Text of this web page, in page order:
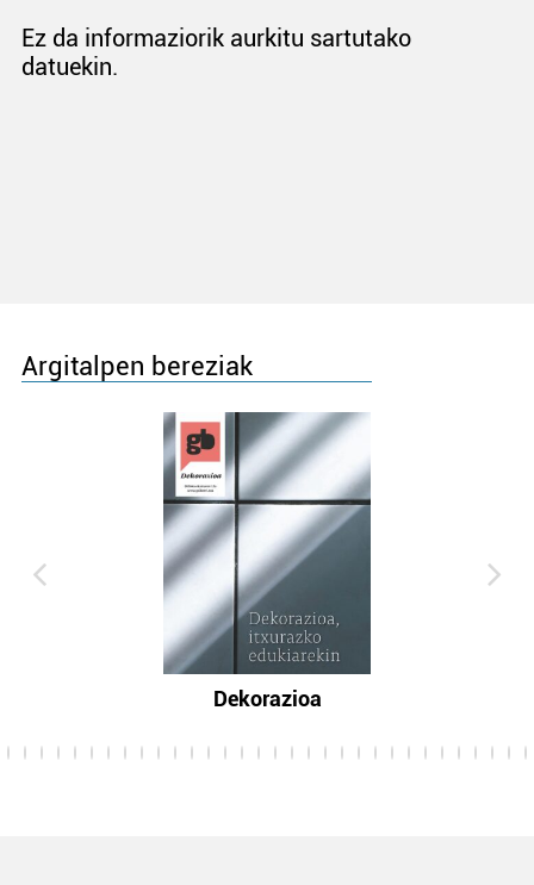
Ez da informaziorik aurkitu sartutako
datuekin.
Argitalpen bereziak
Dekorazioa